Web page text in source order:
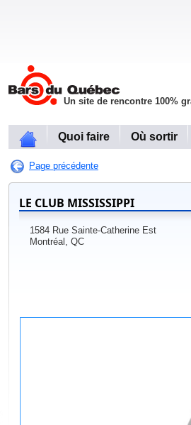
Un site de rencontre 100%
Quoi faire Où sortir
Page précédente
LE CLUB MISSISSIPPI
1584 Rue Sainte-Catherine Est
Montréal, QC